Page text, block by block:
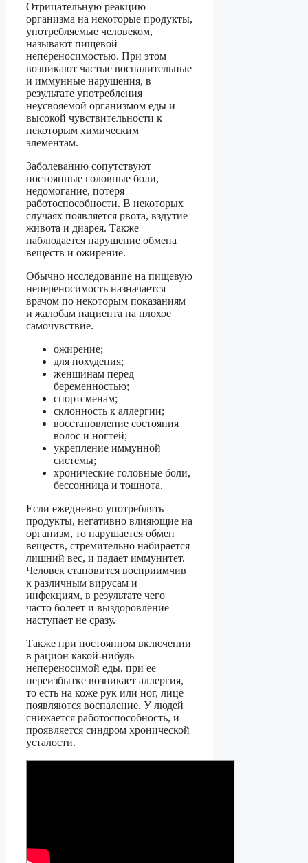
Отрицательную реакцию
организма на некоторые продукты,
употребляемые человеком,
называют пищевой
непереносимостью. При этом
возникают частые воспалительные
и иммунные нарушения, в
результате употребления
неусвояемой организмом еды и
высокой чувствительности к
некоторым химическим
элементам.
Заболеванию сопутствуют
постоянные головные боли,
недомогание, потеря
работоспособности. В некоторых
случаях появляется рвота, вздутие
живота и диарея. Также
наблюдается нарушение обмена
веществ и ожирение.
Обычно исследование на пищевую
непереносимость назначается
врачом по некоторым показаниям
и жалобам пациента на плохое
самочувствие.
ожирение;
для похудения;
женщинам перед
беременностью;
спортсменам;
склонность к аллергии;
восстановление состояния
волос и ногтей;
укрепление иммунной
системы;
хронические головные боли,
бессонница и тошнота.
Если ежедневно употреблять
продукты, негативно влияющие на
организм, то нарушается обмен
веществ, стремительно набирается
лишний вес, и падает иммунитет.
Человек становится восприимчив
к различным вирусам и
инфекциям, в результате чего
часто болеет и выздоровление
наступает не сразу.
Также при постоянном включении
в рацион какой-нибудь
непереносимой еды, при ее
переизбытке возникает аллергия,
то есть на коже рук или ног, лице
появляются воспаление. У людей
снижается работоспособность, и
проявляется синдром хронической
усталости.